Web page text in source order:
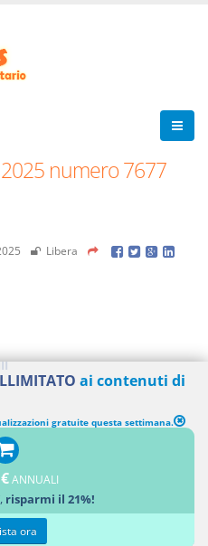
2025 numero 7677
Libera
sui soggetti e sull'oggetto dell'atto
ai contenuti di
gratuite questa settimana.
ANNUALI
, risparmi il 21%!
ora